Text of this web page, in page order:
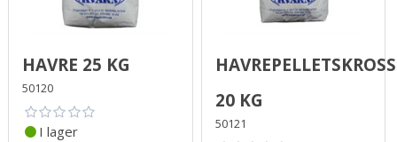
Havre 25 kg
50120
I lager
Havrepelletskross
20 kg
50121